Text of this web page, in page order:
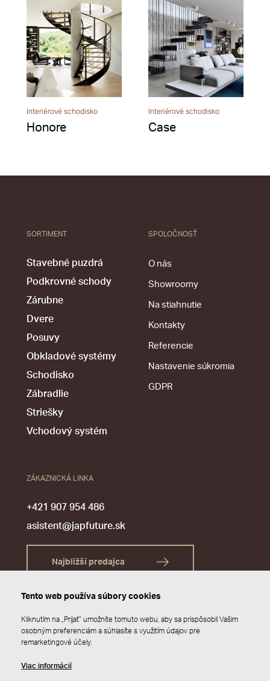
Interiérové schodisko
Honore
Interiérové schodisko
Case
SORTIMENT
Stavebné puzdrá
Podkrovné schody
Zárubne
Dvere
Posuvy
Obkladové systémy
Schodisko
Zábradlie
Striešky
Vchodový systém
SPOLOČNOSŤ
O nás
Showroomy
Na stiahnutie
Kontakty
Referencie
Nastavenie súkromia
GDPR
ZÁKAZNICKÁ LINKA
+421 907 954 486
asistent@japfuture.sk
Najbližší predajca
Tento web používa súbory cookies
Kliknutím na „Prijať“ umožníte tomuto webu, aby sa prispôsobil Vašim
osobným preferenciám a súhlasíte s využitím údajov pre
remarketingové účely.
Viac informácií